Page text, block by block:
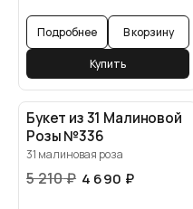
Подробнее В корзину
Купить
Букет из 31 Малиновой
Розы №336
31 малиновая роза
5 210₽ 4 690 ₽